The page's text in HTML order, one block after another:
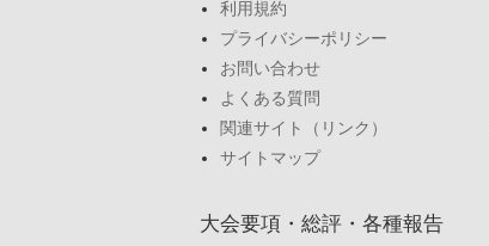
利用規約
プライバシーポリシー
お問い合わせ
よくある質問
関連サイト（リンク）
サイトマップ
大会要項・総評・各種報告